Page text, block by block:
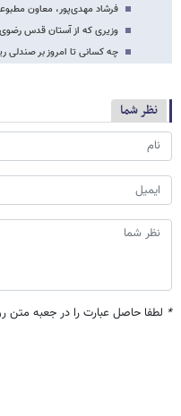
فرشاد مهدی‌پور، معاون
وزیری که از آستان قدس
چه کسانی تا امروز بر صندلی
نظر شما
* لطفا حاصل عبارت را در جعبه متن